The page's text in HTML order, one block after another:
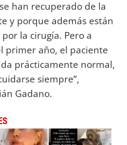
han recuperado de la
y porque además están
la cirugía. Pero a
primer año, el paciente
prácticamente normal,
siempre”,
Gadano.